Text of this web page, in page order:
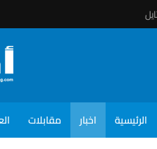
الرئيسية اخبار مقابلات